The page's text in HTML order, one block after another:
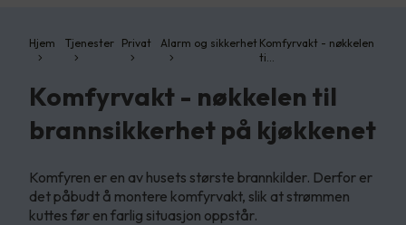
Hjem Tjenester Privat Alarm og sikkerhet Komfyrvakt - nøkkelen
ti…
Komfyrvakt - nøkkelen til
brannsikkerhet på kjøkkenet
Komfyren er en av husets største brannkilder. Derfor er
det påbudt å montere komfyrvakt, slik at strømmen
kuttes før en farlig situasjon oppstår.